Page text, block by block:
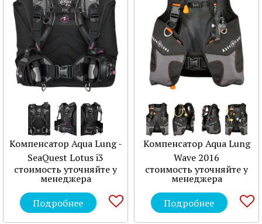
Компенсатор Aqua Lung -
SeaQuest Lotus i3
стоимость уточняйте у
менеджера
Подробнее
Компенсатор Aqua Lung
Wave 2016
стоимость уточняйте у
менеджера
Подробнее